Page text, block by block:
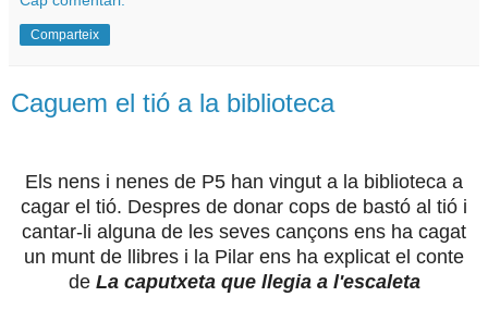
Comparteix
Caguem el tió a la biblioteca
Els nens i nenes de P5 han vingut a la biblioteca a
cagar el tió. Despres de donar cops de bastó al tió i
cantar-li alguna de les seves cançons ens ha cagat
un munt de llibres i la Pilar ens ha explicat el conte
de La caputxeta que llegia a l'escaleta